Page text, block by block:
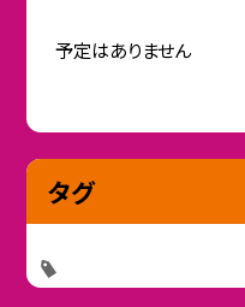
予定はありません
タグ